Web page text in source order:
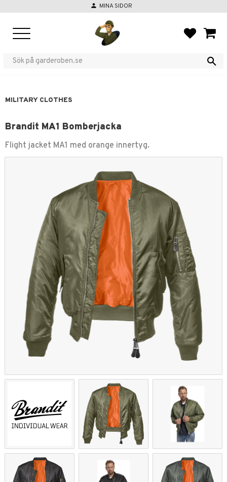
person MINA SIDOR
MILITARY CLOTHES
Brandit MA1 Bomberjacka
Flight jacket MA1 med orange innertyg.